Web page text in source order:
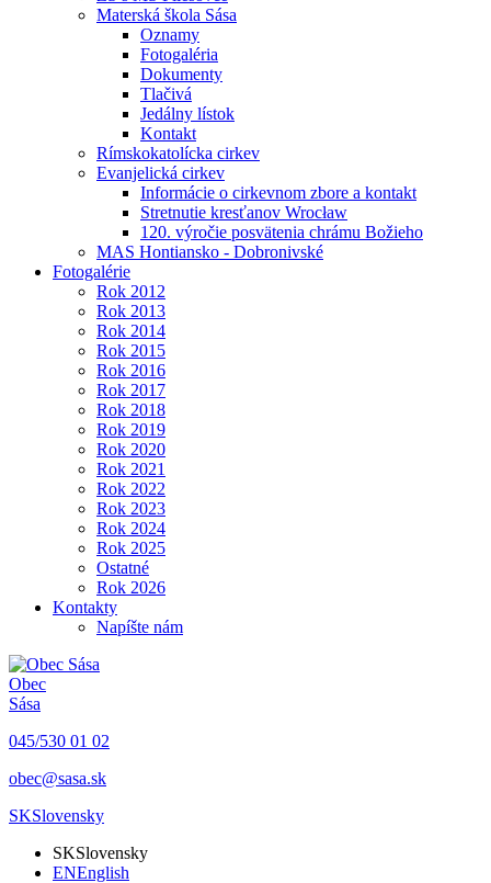
Materská škola Sása
Oznamy
Fotogaléria
Dokumenty
Tlačivá
Jedálny lístok
Kontakt
Rímskokatolícka cirkev
Evanjelická cirkev
Informácie o cirkevnom zbore a kontakt
Stretnutie kresťanov Wrocław
120. výročie posvätenia chrámu Božieho
MAS Hontiansko - Dobronivské
Fotogalérie
Rok 2012
Rok 2013
Rok 2014
Rok 2015
Rok 2016
Rok 2017
Rok 2018
Rok 2019
Rok 2020
Rok 2021
Rok 2022
Rok 2023
Rok 2024
Rok 2025
Ostatné
Rok 2026
Kontakty
Napíšte nám
Obec
Sása
045/530 01 02
obec@sasa.sk
SKSlovensky
SKSlovensky
ENEnglish